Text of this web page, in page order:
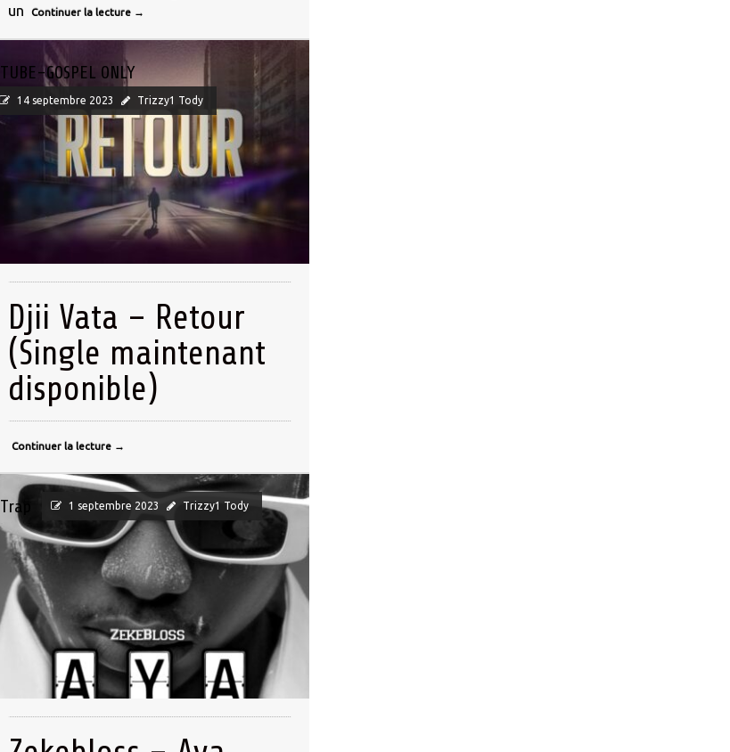
un
Continuer la lecture →
TUBE-GOSPEL ONLY
14 septembre 2023 Trizzy1 Tody
Djii Vata – Retour
(Single maintenant
disponible)
Continuer la lecture →
Trap 1 septembre 2023 Trizzy1 Tody